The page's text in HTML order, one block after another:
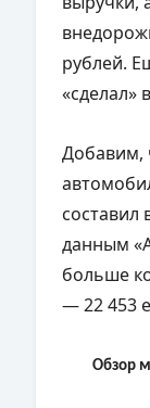
рублей.
«сделал»
Добавим,
составил
данным
больше
— 22 453
Обзор